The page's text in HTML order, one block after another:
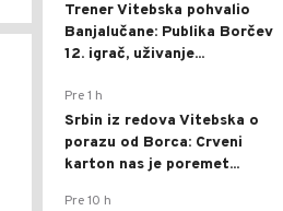
Trener Vitebska pohvalio
Banjalučane: Publika Borčev
12. igrač, uživanje...
Pre 1 h
Srbin iz redova Vitebska o
porazu od Borca: Crveni
karton nas je poremet...
Pre 10 h